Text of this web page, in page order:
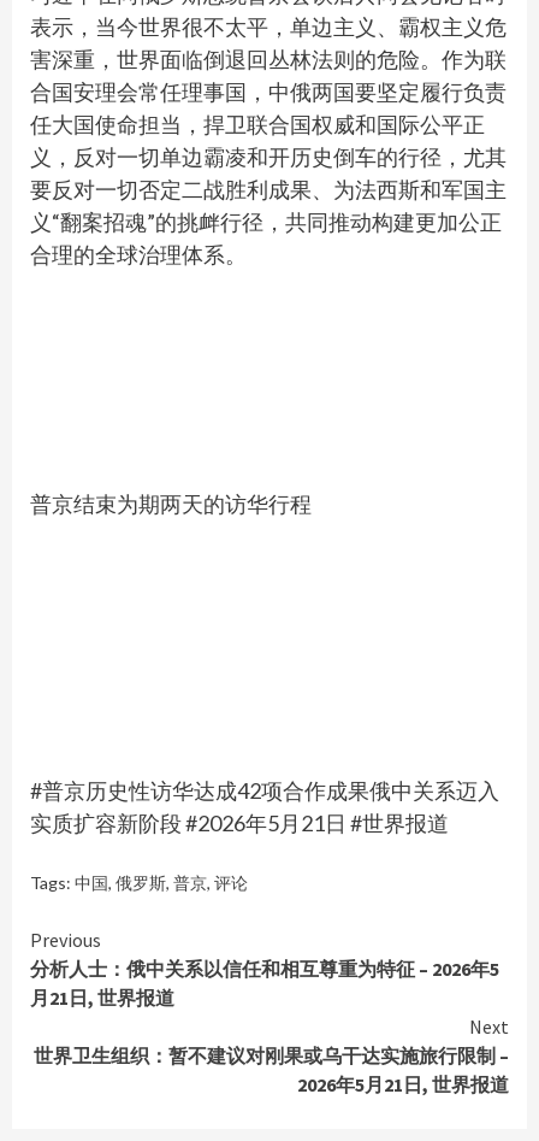
表示，当今世界很不太平，单边主义、霸权主义危
害深重，世界面临倒退回丛林法则的危险。作为联
合国安理会常任理事国，中俄两国要坚定履行负责
任大国使命担当，捍卫联合国权威和国际公平正
义，反对一切单边霸凌和开历史倒车的行径，尤其
要反对一切否定二战胜利成果、为法西斯和军国主
义“翻案招魂”的挑衅行径，共同推动构建更加公正
合理的全球治理体系。
普京结束为期两天的访华行程
#普京历史性访华达成42项合作成果俄中关系迈入
实质扩容新阶段 #2026年5月21日 #世界报道
Tags: 中国, 俄罗斯, 普京, 评论
Continue
Reading
Previous
分析人士：俄中关系以信任和相互尊重为特征 – 2026年5
月21日, 世界报道
Next
世界卫生组织：暂不建议对刚果或乌干达实施旅行限制 –
2026年5月21日, 世界报道